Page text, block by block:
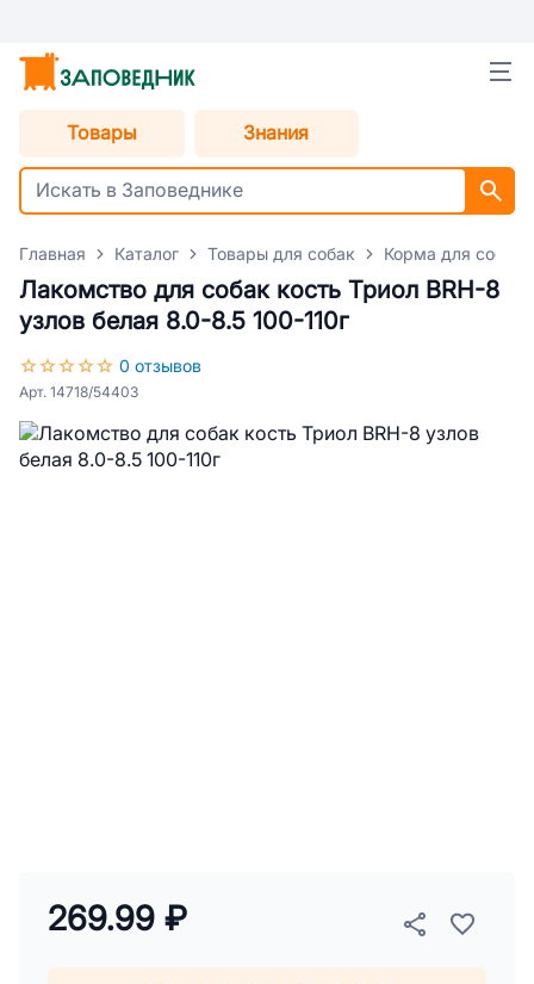
Товары Знания
Главная Каталог Товары для собак Корма для собак
Лакомство для собак кость Триол BRH-8
узлов белая 8.0-8.5 100-110г
0 отзывов
Арт. 14718/54403
269.99 ₽